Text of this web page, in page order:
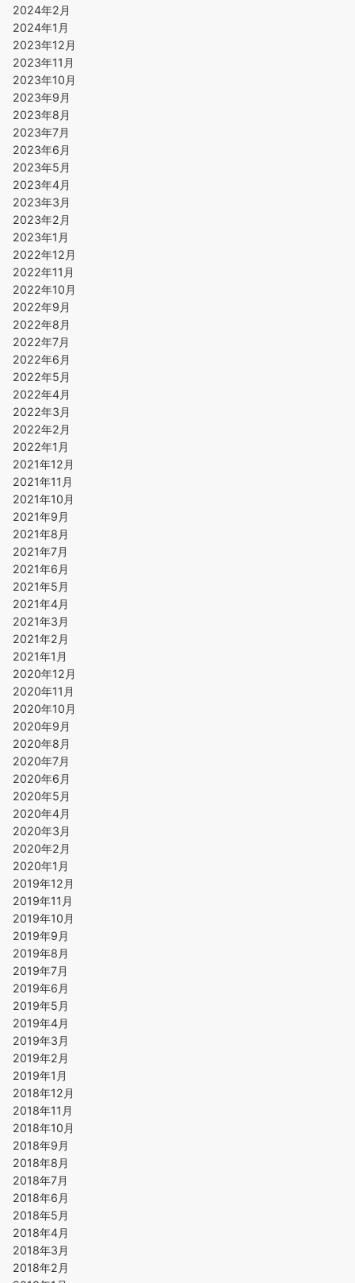
2024年2月
2024年1月
2023年12月
2023年11月
2023年10月
2023年9月
2023年8月
2023年7月
2023年6月
2023年5月
2023年4月
2023年3月
2023年2月
2023年1月
2022年12月
2022年11月
2022年10月
2022年9月
2022年8月
2022年7月
2022年6月
2022年5月
2022年4月
2022年3月
2022年2月
2022年1月
2021年12月
2021年11月
2021年10月
2021年9月
2021年8月
2021年7月
2021年6月
2021年5月
2021年4月
2021年3月
2021年2月
2021年1月
2020年12月
2020年11月
2020年10月
2020年9月
2020年8月
2020年7月
2020年6月
2020年5月
2020年4月
2020年3月
2020年2月
2020年1月
2019年12月
2019年11月
2019年10月
2019年9月
2019年8月
2019年7月
2019年6月
2019年5月
2019年4月
2019年3月
2019年2月
2019年1月
2018年12月
2018年11月
2018年10月
2018年9月
2018年8月
2018年7月
2018年6月
2018年5月
2018年4月
2018年3月
2018年2月